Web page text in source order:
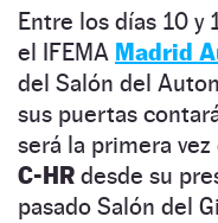
Entre los días 10 y
el IFEMA Madrid
del Salón del
sus puertas
será la primera
C-HR desde su
pasado Salón del